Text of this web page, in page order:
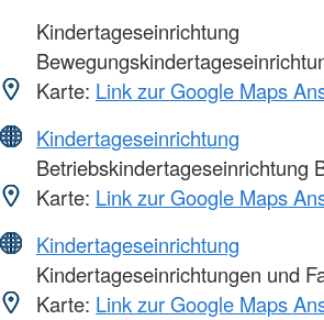
Kindertageseinrichtung
Karte: Link zur Google Maps
Kindertageseinrichtung
Betriebskindertageseinrichtung
Karte: Link zur Google Maps
Kindertageseinrichtung
Kindertageseinrichtungen und
Karte: Link zur Google Maps